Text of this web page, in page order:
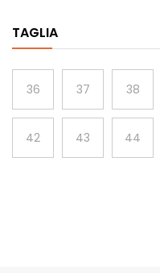
TAGLIA
36 37 38
42 43 44